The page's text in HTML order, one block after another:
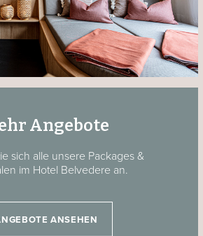
Angebote
sich alle unsere Packages &
im Hotel Belvedere an.
ANSEHEN